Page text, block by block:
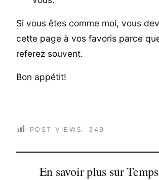
Si vous êtes comme moi, vous
cette page à vos favoris parce
referez souvent.
Bon appétit!
POST VIEWS: 349
En savoir plus sur